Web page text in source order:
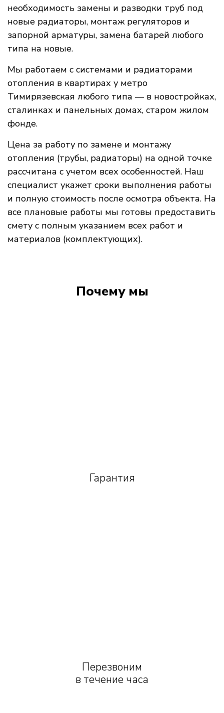
необходимость замены и разводки труб под
новые радиаторы, монтаж регуляторов и
запорной арматуры, замена батарей любого
типа на новые.
Мы работаем с системами и радиаторами
отопления в квартирах у метро
Тимирязевская любого типа — в новостройках,
сталинках и панельных домах, старом жилом
фонде.
Цена за работу по замене и монтажу
отопления (трубы, радиаторы) на одной точке
рассчитана с учетом всех особенностей. Наш
специалист укажет сроки выполнения работы
и полную стоимость после осмотра объекта. На
все плановые работы мы готовы предоставить
смету с полным указанием всех работ и
материалов (комплектующих).
Почему мы
Гарантия
Перезвоним
в течение часа